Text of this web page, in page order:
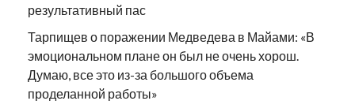
результативный пас
Тарпищев о поражении Медведева в Майами: «В
эмоциональном плане он был не очень хорош.
Думаю, все это из-за большого объема
проделанной работы»